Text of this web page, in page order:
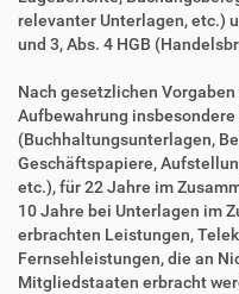
relevanter Unterlagen, etc.)
und 3, Abs. 4 HGB
Nach gesetzlichen
Aufbewahrung insbesondere
(Buchhaltungsunterlagen,
Geschäftspapiere,
etc.), für 22 Jahre im
10 Jahre bei Unterlagen im
erbrachten Leistungen,
Fernsehleistungen, die an
Mitgliedstaaten erbracht